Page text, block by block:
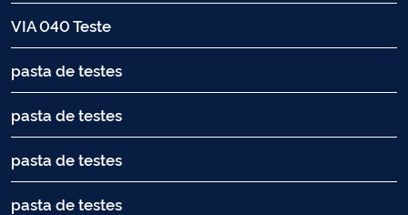
VIA 040 Teste
pasta de testes
pasta de testes
pasta de testes
pasta de testes